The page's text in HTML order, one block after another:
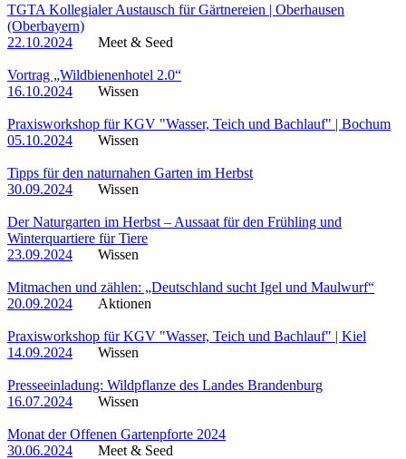
TGTA Kollegialer Austausch für Gärtnereien | Oberhausen
(Oberbayern)
22.10.2024
Meet & Seed
Vortrag „Wildbienenhotel 2.0“
16.10.2024
Wissen
Praxisworkshop für KGV "Wasser, Teich und Bachlauf" | Bochum
05.10.2024
Wissen
Tipps für den naturnahen Garten im Herbst
30.09.2024
Wissen
Der Naturgarten im Herbst – Aussaat für den Frühling und
Winterquartiere für Tiere
23.09.2024
Wissen
Mitmachen und zählen: „Deutschland sucht Igel und Maulwurf“
20.09.2024
Aktionen
Praxisworkshop für KGV "Wasser, Teich und Bachlauf" | Kiel
14.09.2024
Wissen
Presseeinladung: Wildpflanze des Landes Brandenburg
16.07.2024
Wissen
Monat der Offenen Gartenpforte 2024
30.06.2024
Meet & Seed